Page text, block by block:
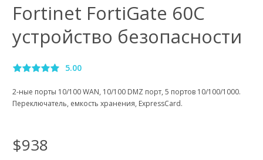
Fortinet FortiGate 60C
устройство безопасности
5.00
2-ные порты 10/100 WAN, 10/100 DMZ порт, 5 портов 10/100/1000.
Переключатель, емкость хранения, ExpressCard.
$938